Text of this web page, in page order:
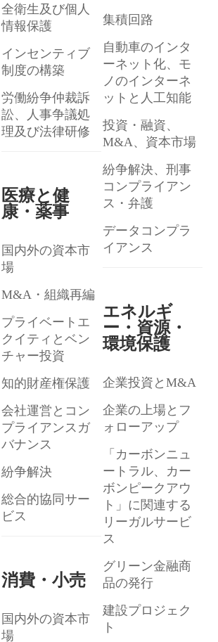
全衛生及び個人
情報保護
インセンティブ
制度の構築
労働紛争仲裁訴
訟、人事争議処
理及び法律研修
集積回路
自動車のインタ
ーネット化、モ
ノのインターネ
ットと人工知能
投資・融資、
M&A、資本市場
紛争解決、刑事
コンプライアン
ス・弁護
データコンプラ
イアンス
医療と健
康・薬事
国内外の資本市
場
M&A・組織再編
プライベートエ
クイティとベン
チャー投資
知的財産権保護
会社運営とコン
プライアンスガ
バナンス
紛争解決
総合的協同サー
ビス
エネルギ
ー・資源・
環境保護
企業投資とM&A
企業の上場とフ
ォローアップ
「カーボンニュ
ートラル、カー
ボンピークアウ
ト」に関連する
リーガルサービ
ス
グリーン金融商
品の発行
建設プロジェク
ト
消費・小売
国内外の資本市
場